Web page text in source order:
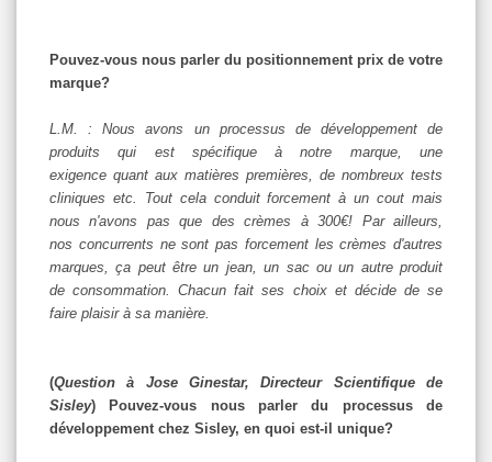
Pouvez-vous nous parler du positionnement prix de votre
marque?
L.M. : Nous avons un processus de développement de
produits qui est spécifique à notre marque, une
exigence quant aux matières premières, de nombreux tests
cliniques etc. Tout cela conduit forcement à un cout mais
nous n'avons pas que des crèmes à 300€! Par ailleurs,
nos concurrents ne sont pas forcement les crèmes d'autres
marques, ça peut être un jean, un sac ou un autre produit
de consommation. Chacun fait ses choix et décide de se
faire plaisir à sa manière.
(Question à Jose Ginestar, Directeur Scientifique de
Sisley) Pouvez-vous nous parler du processus de
développement chez Sisley, en quoi est-il unique?